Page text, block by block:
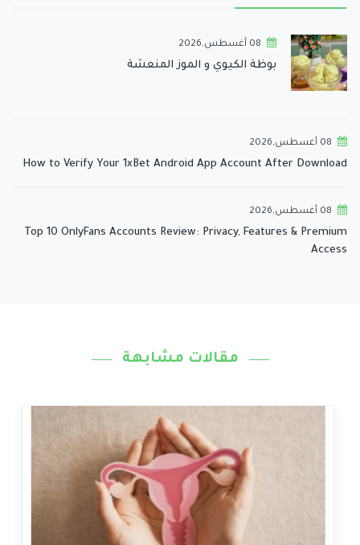
08 أغسطس,2026
بوظة الكيوي و الموز المنعشة
08 أغسطس,2026
How to Verify Your 1xBet Android App Account After Download
08 أغسطس,2026
Top 10 OnlyFans Accounts Review: Privacy, Features & Premium
Access
مقالات مشابهة